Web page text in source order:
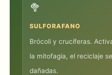
🥦
SULFORAFANO
Brócoli y crucíferas.
la mitofagia, el reciclaje
dañadas.